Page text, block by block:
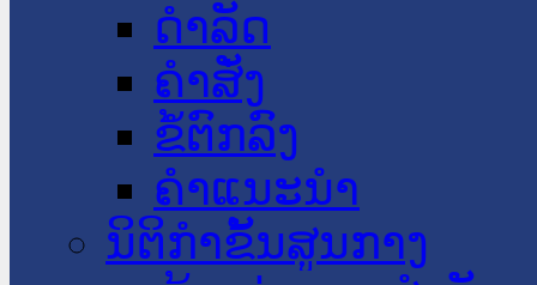
ດໍາລັດ
ຄໍາສັ່ງ
ຂໍ້ຕົກລົງ
ຄໍາແນະນໍາ
ນິຕິກຳຂັ້ນສູນກາງ